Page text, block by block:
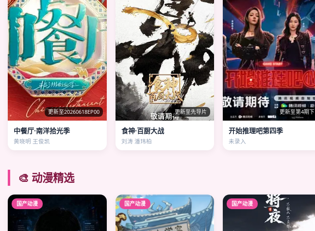
更新至20260618EP00
中餐厅·南洋拾光季
黄晓明 王俊凯
更新至先导片
食神·百厨大战
刘涛 潘玮柏
更新至第4期下
开始推理吧第四季
未录入
🎨 动漫精选
国产动漫 国产动漫 国产动漫